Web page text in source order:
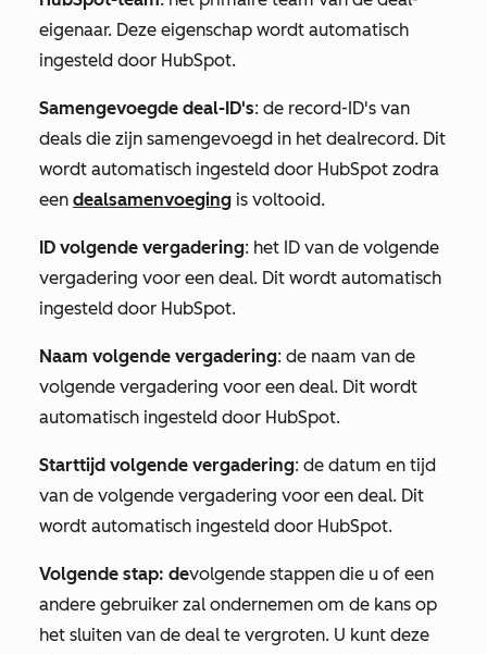
eigenaar. Deze eigenschap wordt automatisch
ingesteld door HubSpot.
Samengevoegde deal-ID's: de record-ID's van
deals die zijn samengevoegd in het dealrecord. Dit
wordt automatisch ingesteld door HubSpot zodra
een dealsamenvoeging is voltooid.
ID volgende vergadering: het ID van de volgende
vergadering voor een deal. Dit wordt automatisch
ingesteld door HubSpot.
Naam volgende vergadering: de naam van de
volgende vergadering voor een deal. Dit wordt
automatisch ingesteld door HubSpot.
Starttijd volgende vergadering: de datum en tijd
van de volgende vergadering voor een deal. Dit
wordt automatisch ingesteld door HubSpot.
Volgende stap: devolgende stappen die u of een
andere gebruiker zal ondernemen om de kans op
het sluiten van de deal te vergroten. U kunt deze